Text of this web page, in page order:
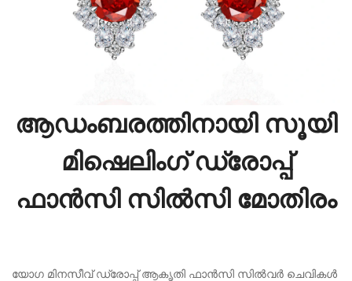
ആഡംബരത്തിനായി സൂയി
മിഷെലിംഗ് ഡ്രോപ്പ്
ഫാൻസി സിൽസി മോതിരം
യോഗ മിനസീവ് ഡ്രോപ്പ് ആകൃതി ഫാൻസി സിൽവർ ചെവികൾ